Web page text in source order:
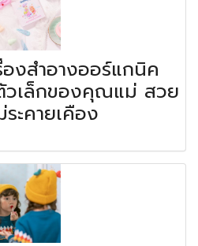
งสำอางออร์แกนิค
วเล็กของคุณแม่ สวย
ะคายเคือง